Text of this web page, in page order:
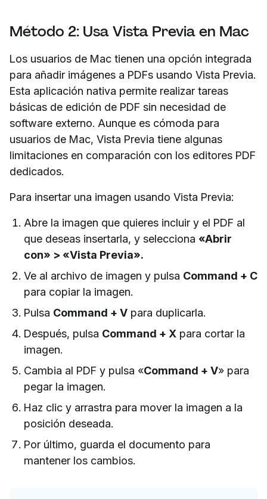
Método 2: Usa Vista Previa en Mac
Los usuarios de Mac tienen una opción integrada
para añadir imágenes a PDFs usando Vista Previa.
Esta aplicación nativa permite realizar tareas
básicas de edición de PDF sin necesidad de
software externo. Aunque es cómoda para
usuarios de Mac, Vista Previa tiene algunas
limitaciones en comparación con los editores PDF
dedicados.
Para insertar una imagen usando Vista Previa:
Abre la imagen que quieres incluir y el PDF al
que deseas insertarla, y selecciona «Abrir
con» > «Vista Previa».
Ve al archivo de imagen y pulsa Command + C
para copiar la imagen.
Pulsa Command + V para duplicarla.
Después, pulsa Command + X para cortar la
imagen.
Cambia al PDF y pulsa «Command + V» para
pegar la imagen.
Haz clic y arrastra para mover la imagen a la
posición deseada.
Por último, guarda el documento para
mantener los cambios.